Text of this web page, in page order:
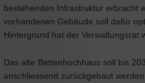
bestehenden Infrastruktur erbracht
vorhandenen Gebäude soll dafür
Hintergrund hat der Verwaltungsrat
Das alte Bettenhochhaus soll bis
anschliessend zurückgebaut werden.